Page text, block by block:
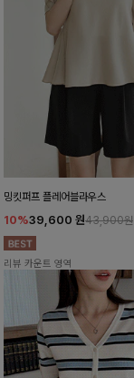
밍킷퍼프 플레어블라우스
10%39,600 원43,900원
리뷰 카운트 영역